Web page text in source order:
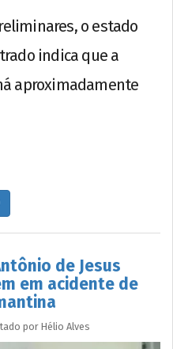
o estado
indica que a
aproximadamente
de Jesus
em acidente de
porHélio Alves